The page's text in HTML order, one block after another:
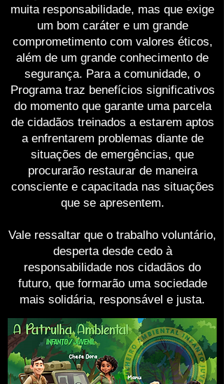
muita responsabilidade, mas que exige
um bom caráter e um grande
comprometimento com valores éticos,
além de um grande conhecimento de
segurança. Para a comunidade, o
Programa traz benefícios significativos
do momento que garante uma parcela
de cidadãos treinados a estarem aptos
a enfrentarem problemas diante de
situações de emergências, que
procurarão restaurar de maneira
consciente e capacitada nas situações
que se apresentem.
Vale ressaltar que o trabalho voluntário,
desperta desde cedo à
responsabilidade nos cidadãos do
futuro, que formarão uma sociedade
mais solidária, responsável e justa.